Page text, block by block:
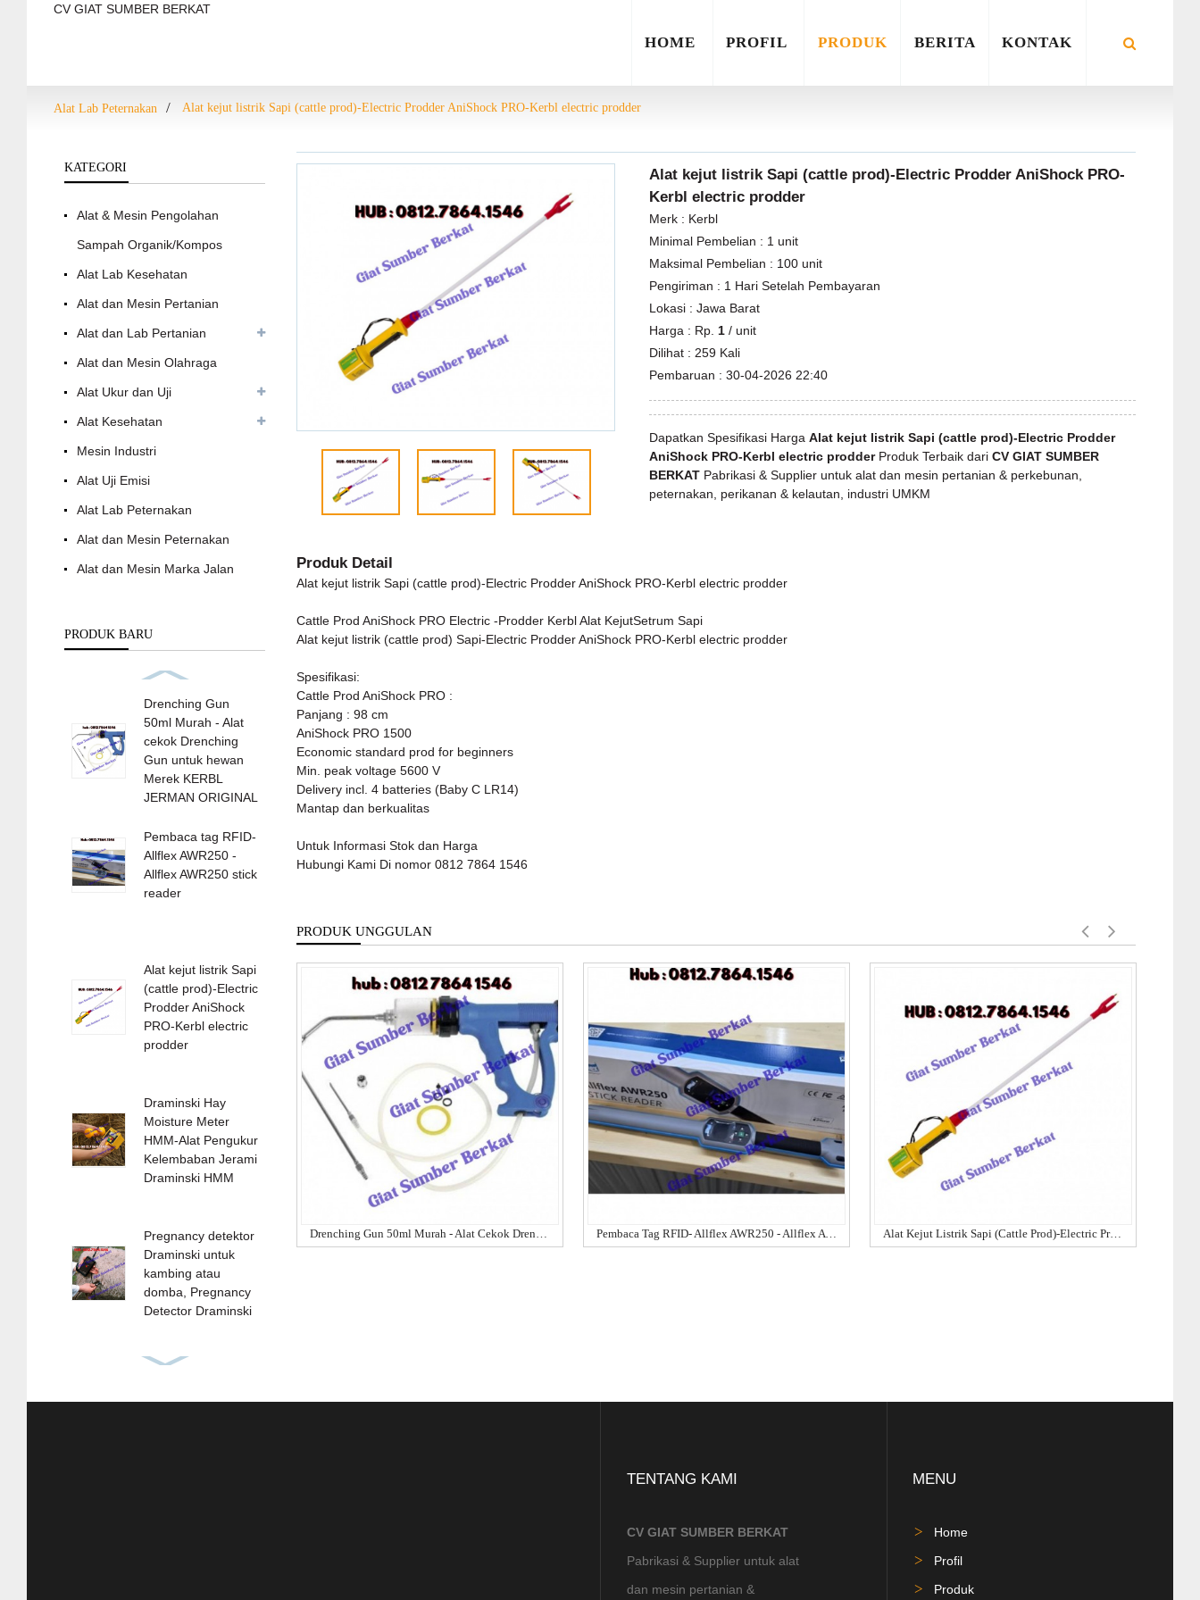
CV GIAT SUMBER BERKAT
HOME PROFIL PRODUK BERITA KONTAK
Alat Lab Peternakan Alat kejut listrik Sapi (cattle prod)-Electric Prodder AniShock PRO-Kerbl electric prodder
KATEGORI
Alat & Mesin Pengolahan
Sampah Organik/Kompos
Alat Lab Kesehatan
Alat dan Mesin Pertanian
Alat dan Lab Pertanian
Alat dan Mesin Olahraga
Alat Ukur dan Uji
Alat Kesehatan
Mesin Industri
Alat Uji Emisi
Alat Lab Peternakan
Alat dan Mesin Peternakan
Alat dan Mesin Marka Jalan
PRODUK BARU
Drenching Gun
50ml Murah - Alat
cekok Drenching
Gun untuk hewan
Merek KERBL
JERMAN ORIGINAL
Pembaca tag RFID-
Allflex AWR250 -
Allflex AWR250 stick
reader
Alat kejut listrik Sapi
(cattle prod)-Electric
Prodder AniShock
PRO-Kerbl electric
prodder
Draminski Hay
Moisture Meter
HMM-Alat Pengukur
Kelembaban Jerami
Draminski HMM
Pregnancy detektor
Draminski untuk
kambing atau
domba, Pregnancy
Detector Draminski
Draminski Moisture
Grain Moisture
Alat kejut listrik Sapi (cattle prod)-Electric Prodder AniShock PRO-
Kerbl electric prodder
Merk : Kerbl
Minimal Pembelian : 1 unit
Maksimal Pembelian : 100 unit
Pengiriman : 1 Hari Setelah Pembayaran
Lokasi :Jawa Barat
Harga : Rp. 1 / unit
Dilihat : 259 Kali
Pembaruan :30-04-2026 22:40
Dapatkan Spesifikasi HargaAlat kejut listrik Sapi (cattle prod)-Electric Prodder
AniShock PRO-Kerbl electric prodderProduk Terbaik dariCV GIAT SUMBER
BERKAT Pabrikasi & Supplier untuk alat dan mesin pertanian & perkebunan,
peternakan, perikanan & kelautan, industri UMKM
Produk Detail
Alat kejut listrik Sapi (cattle prod)-Electric Prodder AniShock PRO-Kerbl electric prodder
Cattle Prod AniShock PRO Electric -Prodder Kerbl Alat KejutSetrum Sapi
Alat kejut listrik (cattle prod) Sapi-Electric Prodder AniShock PRO-Kerbl electric prodder
Spesifikasi:
Cattle Prod AniShock PRO :
Panjang : 98 cm
AniShock PRO 1500
Economic standard prod for beginners
Min. peak voltage 5600 V
Delivery incl. 4 batteries (Baby C LR14)
Mantap dan berkualitas
Untuk Informasi Stok dan Harga
Hubungi Kami Di nomor 0812 7864 1546
PRODUK UNGGULAN
Alat Ukur Kadar Air Daging Sapi Ayam Kambing Dll Drenching Gun 50ml Murah - Alat Cekok Drenching Gun Untuk Hewan Merek KERBL JERMAN ORIGINAL Pembaca Tag RFID- Allflex AWR250 - Allflex AWR250 Stick Reader Alat Kejut Listrik Sapi (cattle Prod)-Electric Prodder AniShock PRO-Kerbl Electric Prodder
TENTANG KAMI
CV GIAT SUMBER BERKAT
Pabrikasi & Supplier untuk alat
dan mesin pertanian &
MENU
Home
Profil
Produk